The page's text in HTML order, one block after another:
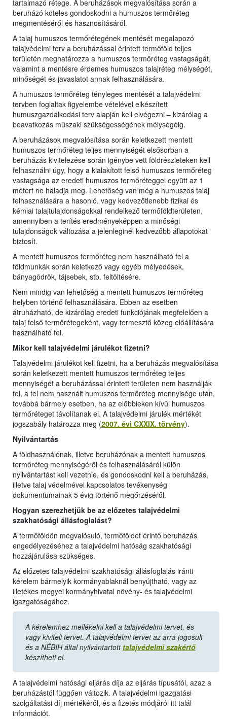
tartalmazó rétege. A beruházások megvalósítása során a
beruházó köteles gondoskodni a humuszos termőréteg
megmentéséről és hasznosításáról.
A talaj humuszos termőrétegének mentését megalapozó
talajvédelmi terv a beruházással érintett termőföld teljes
területén meghatározza a humuszos termőréteg vastagságát,
valamint a mentésre érdemes humuszos talajréteg mélységét,
minőségét és javaslatot annak felhasználására.
A humuszos termőréteg tényleges mentését a talajvédelmi
tervben foglaltak figyelembe vételével elkészített
humuszgazdálkodási terv alapján kell elvégezni – kizárólag a
beavatkozás műszaki szükségességének mélységéig.
A beruházások megvalósítása során keletkezett mentett
humuszos termőréteg teljes mennyiségét elsősorban a
beruházás kivitelezése során igénybe vett földrészleteken kell
felhasználni úgy, hogy a kialakított felső humuszos termőréteg
vastagsága az eredeti humuszos termőréteggel együtt az 1
métert ne haladja meg. Lehetőség van még a humuszos talaj
felhasználására a hasonló, vagy kedvezőtlenebb fizikai és
kémiai talajtulajdonságokkal rendelkező termőföldterületen,
amennyiben a terítés eredményeképpen a minőségi
tulajdonságok változása a jelenleginél kedvezőbb állapotokat
biztosít.
A mentett humuszos termőréteg nem használható fel a
földmunkák során keletkező vagy egyéb mélyedések,
bányagödrök, tájsebek, stb. feltöltésére.
Nem mindig van lehetőség a mentett humuszos termőréteg
helyben történő felhasználására. Ebben az esetben
átruházható, de kizárólag eredeti funkciójának megfelelően a
talaj felső termőrétegeként, vagy termesztő közeg előállítására
használható fel.
Mikor kell talajvédelmi járulékot fizetni?
Talajvédelmi járulékot kell fizetni, ha a beruházás megvalósítása
során keletkezett mentett humuszos termőréteg teljes
mennyiségét a beruházással érintett területen nem használják
fel, a fel nem használt humuszos termőréteg mennyisége után,
továbbá bármely esetben, ha az előbbieken kívül humuszos
termőréteget távolítanak el. A talajvédelmi járulék mértékét
jogszabály határozza meg (2007. évi CXXIX. törvény).
Nyilvántartás
A földhasználónak, illetve beruházónak a mentett humuszos
termőréteg mennyiségéről és felhasználásáról külön
nyilvántartást kell vezetnie, és gondoskodni kell a beruházás,
illetve talaj védelmével kapcsolatos tevékenység
dokumentumainak 5 évig történő megőrzéséről.
Hogyan szerezhetjük be az előzetes talajvédelmi
szakhatósági állásfoglalást?
A termőföldön megvalósuló, termőföldet érintő beruházás
engedélyezéséhez a talajvédelmi hatóság szakhatósági
hozzájárulása szükséges.
Az előzetes talajvédelmi szakhatósági állásfoglalás iránti
kérelem bármelyik kormányablaknál benyújtható, vagy az
illetékes megyei kormányhivatal növény- és talajvédelmi
igazgatóságához.
A kérelemhez mellékelni kell a talajvédelmi tervet, és
vagy kiviteli tervet. A talajvédelmi tervet az arra jogosult
és a NÉBIH által nyilvántartott talajvédelmi szakértő
készítheti el.
A talajvédelmi hatósági eljárás díja az eljárás típusától, azaz a
beruházástól függően változik. A talajvédelmi igazgatási
szolgáltatási díj mértékéről, és a fizetés módjáról itt talál
információt.